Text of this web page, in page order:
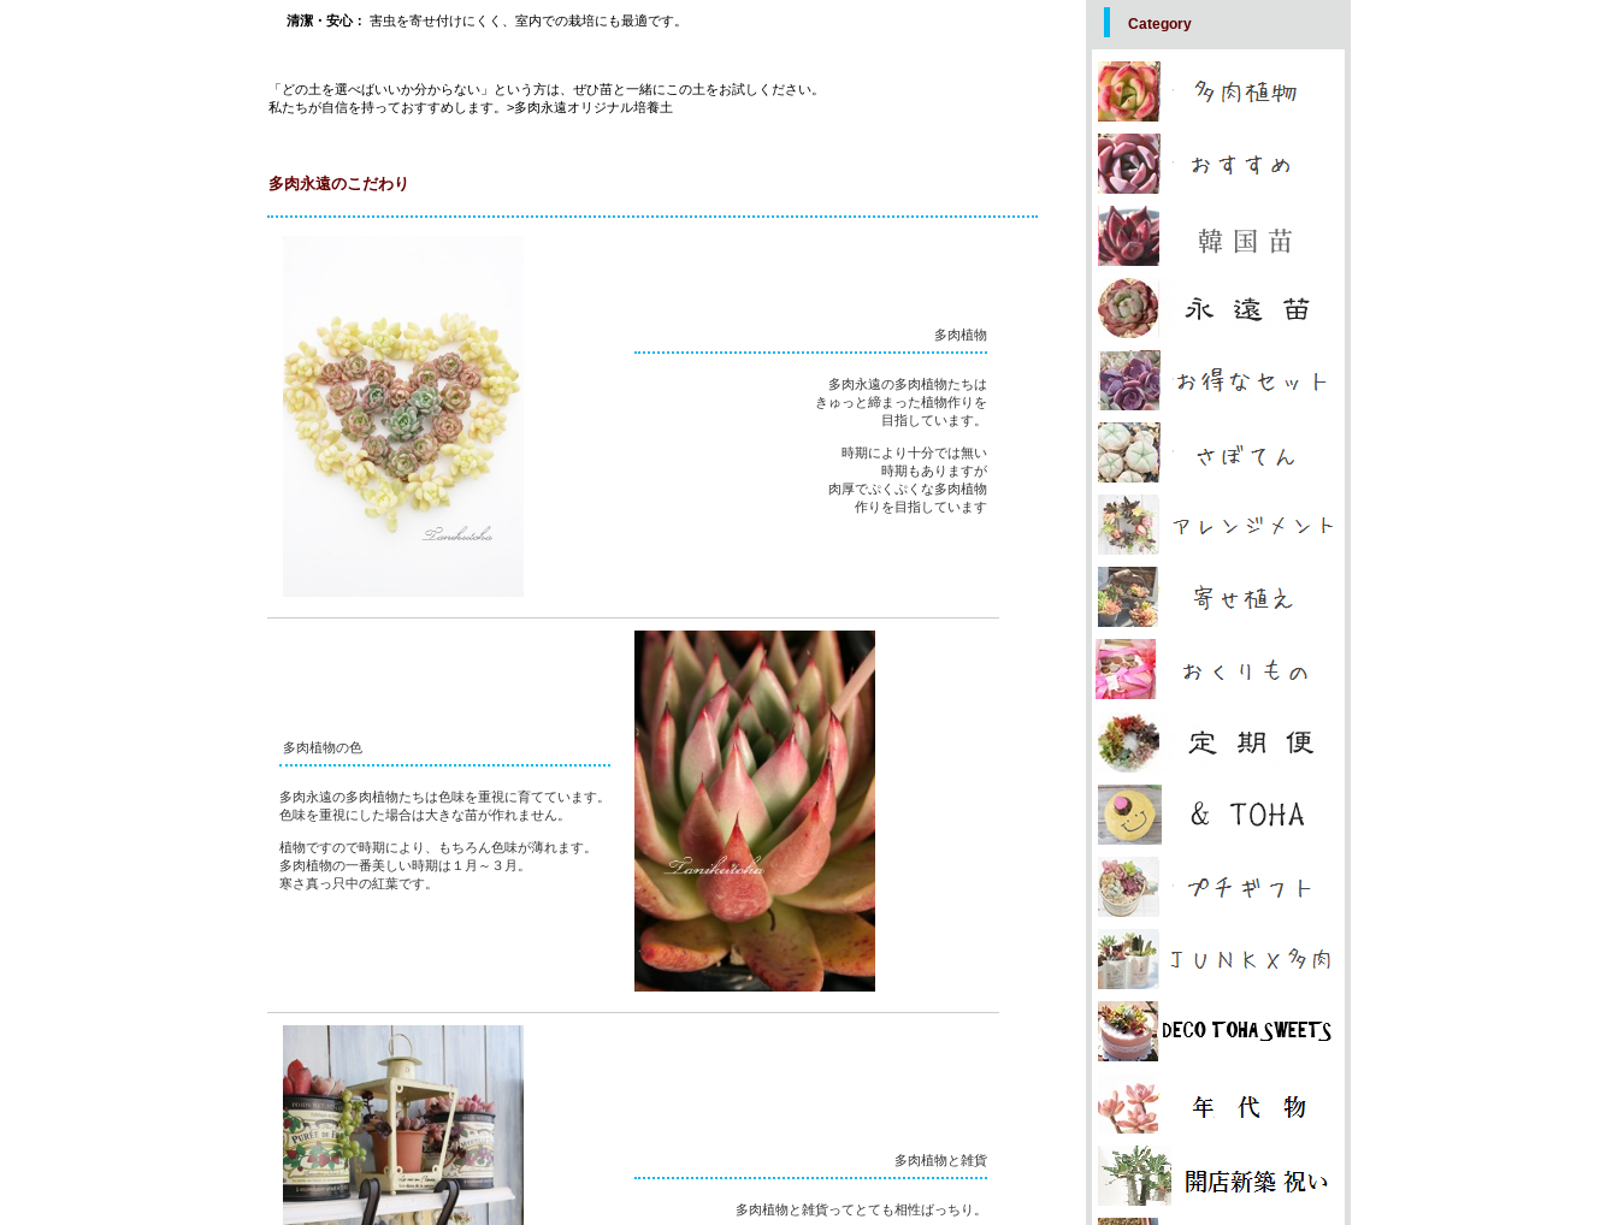
清潔・安心： 害虫を寄せ付けにくく、室内での栽培にも最適です。
「どの土を選べばいいか分からない」という方は、ぜひ苗と一緒にこの土をお試しください。
私たちが自信を持っておすすめします。>多肉永遠オリジナル培養土
多肉永遠のこだわり
多肉植物
多肉永遠の多肉植物たちは
きゅっと締まった植物作りを
目指しています。
時期により十分では無い
時期もありますが
肉厚でぷくぷくな多肉植物
作りを目指しています
多肉植物の色
多肉永遠の多肉植物たちは色味を重視に育てています。
色味を重視にした場合は大きな苗が作れません。
植物ですので時期により、もちろん色味が薄れます。
多肉植物の一番美しい時期は１月～３月。
寒さ真っ只中の紅葉です。
多肉植物と雑貨
多肉植物と雑貨ってとても相性ばっちり。
Category